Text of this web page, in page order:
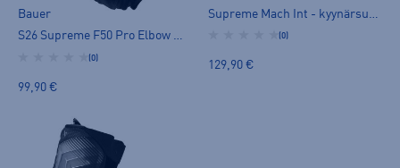
Bauer
S26 Supreme F50 Pro Elbow Pad-jr - kyynärsuoja
(0)
99,90 €
Supreme Mach Int - kyynärsuoja
(0)
129,90 €